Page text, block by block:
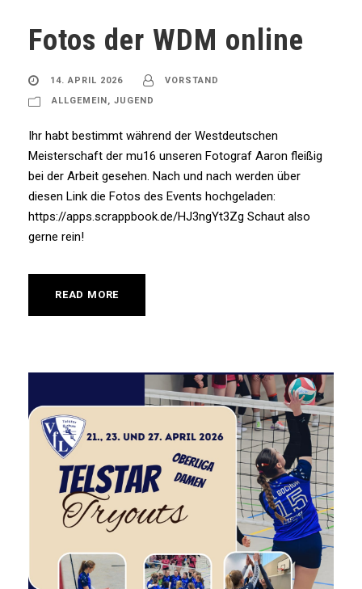
Fotos der WDM online
14. APRIL 2026
VORSTAND
ALLGEMEIN, JUGEND
Ihr habt bestimmt während der Westdeutschen
Meisterschaft der mu16 unseren Fotograf Aaron fleißig
bei der Arbeit gesehen. Nach und nach werden über
diesen Link die Fotos des Events hochgeladen:
https://apps.scrappbook.de/HJ3ngYt3Zg Schaut also
gerne rein!
READ MORE